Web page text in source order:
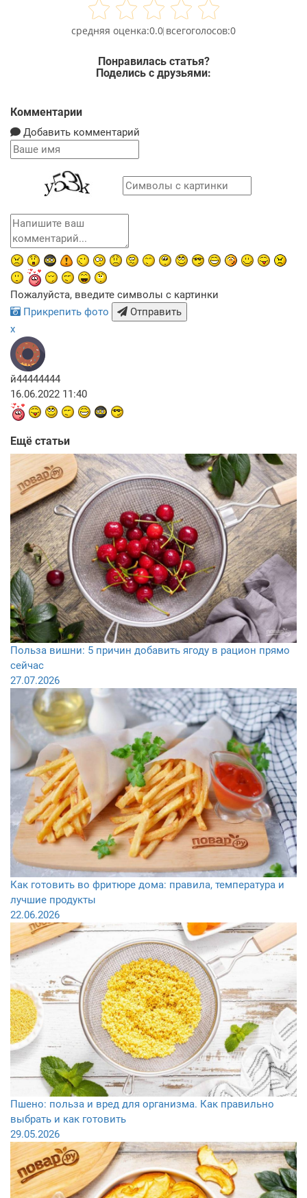
0.0 0
Понравилась статья?
Поделись с друзьями:
Комментарии
Добавить комментарий
Пожалуйста, введите символы с картинки
Прикрепить фото
Отправить
x
й44444444
16.06.2022 11:40
Ещё статьи
Польза вишни: 5 причин добавить ягоду в рацион прямо
сейчас
27.07.2026
Как готовить во фритюре дома: правила, температура и
лучшие продукты
22.06.2026
Пшено: польза и вред для организма. Как правильно
выбрать и как готовить
29.05.2026